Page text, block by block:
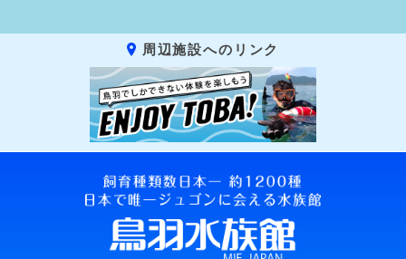
周辺施設へのリンク